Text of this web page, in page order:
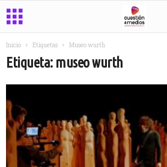
Inicio Etiquetas Museo wurth
Etiqueta: museo wurth